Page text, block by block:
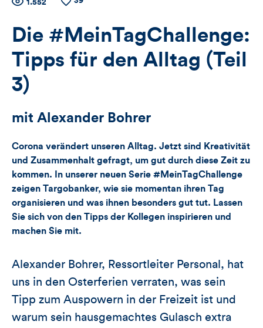
Zähler
für
Views,
Likes
und
dieses
Artikels
Anzahl
Views
1.552
Anzahl
Likes
Die #MeinTagChallenge:
Tipps für den Alltag (Teil
3)
mit Alexander Bohrer
Corona verändert unseren Alltag. Jetzt sind Kreativität
und Zusammenhalt gefragt, um gut durch diese Zeit zu
kommen. In unserer neuen Serie #MeinTagChallenge
zeigen Targobanker, wie sie momentan ihren Tag
organisieren und was ihnen besonders gut tut. Lassen
Sie sich von den Tipps der Kollegen inspirieren und
machen Sie mit.
Alexander Bohrer, Ressortleiter Personal, hat
uns in den Osterferien verraten, was sein
Tipp zum Auspowern in der Freizeit ist und
warum sein hausgemachtes Gulasch extra